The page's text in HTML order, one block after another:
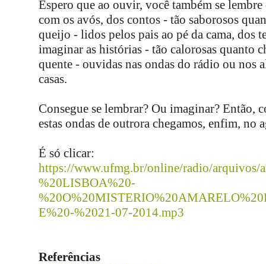
Espero que ao ouvir, você também se lembre
com os avós, dos contos - tão saborosos
queijo - lidos pelos pais ao pé da cama, dos
imaginar as histórias - tão calorosas quanto
quente - ouvidas nas ondas do rádio ou nos
casas.
Consegue se lembrar? Ou imaginar? Então,
estas ondas de outrora chegamos, enfim, no
É só clicar:
https://www.ufmg.br/online/radio/arquivos/
%20LISBOA%20-
E%20-%2021-07-2014.mp3
Referências